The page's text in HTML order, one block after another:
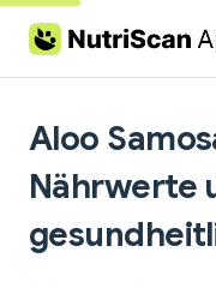
Skip to content
Aloo
Nährwerte